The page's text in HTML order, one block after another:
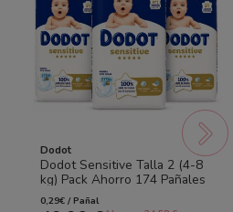
Dodot
Dodot Sensitive Talla 2 (4-8
kg) Pack Ahorro 174 Pañales
(3x58) – Máxima Suavidad y...
0,29€ / Pañal